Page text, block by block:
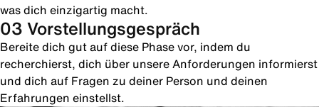
was dich einzigartig macht.
03 Vorstellungsgespräch
Bereite dich gut auf diese Phase vor, indem du
recherchierst, dich über unsere Anforderungen informierst
und dich auf Fragen zu deiner Person und deinen
Erfahrungen einstellst.